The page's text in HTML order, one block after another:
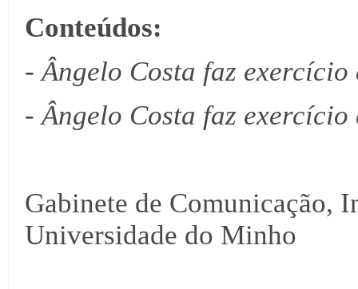
Conteúdos:
- Ângelo Costa faz
- Ângelo Costa faz
Gabinete de Comunicação,
Universidade do Minho